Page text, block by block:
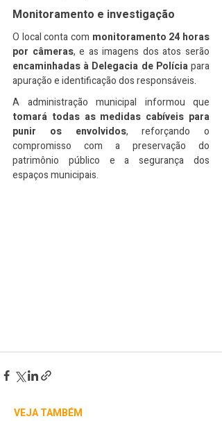
Monitoramento e investigação
O local conta com monitoramento 24 horas
por câmeras
encaminhadas à Delegacia de Polícia para
apuração e identificação dos responsáveis.
tomará todas as medidas cabíveis para
punir os envolvidos, reforçando o
compromisso com a preservação do
patrimônio público e a segurança dos
espaços municipais.
VEJA TAMBÉM